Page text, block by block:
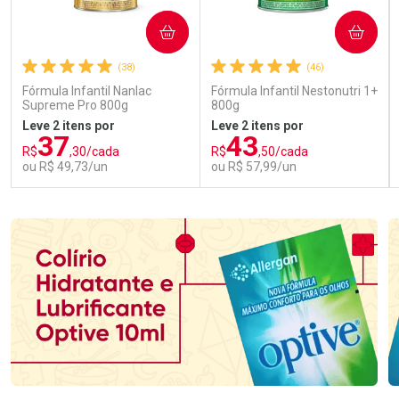
(38)
Fórmula Infantil Nanlac
Supreme Pro 800g
Leve 2 itens por
R$37,30/cada
ou R$ 49,73/un
COMPRAR
(46)
Fórmula Infantil Nestonutri 1+
800g
Leve 2 itens por
R$43,50/cada
ou R$ 57,99/un
COMPRAR
Laboratório
Por Menos